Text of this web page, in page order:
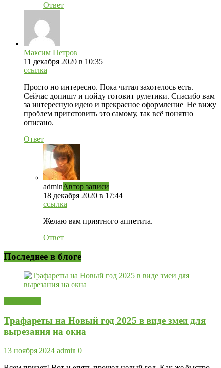
Ответ
Максим Петров
11 декабря 2020 в 10:35
ссылка
Просто но интересно. Пока читал захотелось есть.
Сейчас допишу и пойду готовит рулетики. Спасибо вам
за интересную идею и прекрасное оформление. Не вижу
проблем приготовить это самому, так всё понятно
описано.
Ответ
adminАвтор записи
18 декабря 2020 в 17:44
ссылка
Желаю вам приятного аппетита.
Ответ
Последнее в блоге
Трафареты на Новый год 2025 в виде змеи для
вырезания на окна
13 ноября 2024 admin 0